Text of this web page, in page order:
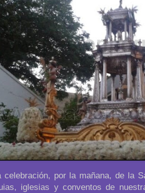
celebración, por la mañana, de la
iglesias y conventos de